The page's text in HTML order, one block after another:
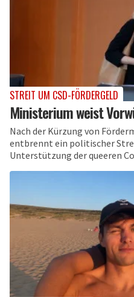
STREIT UM CSD-FÖRDERGELD
Ministerium weist
Nach der Kürzung von
entbrennt ein politischer
Unterstützung der queeren